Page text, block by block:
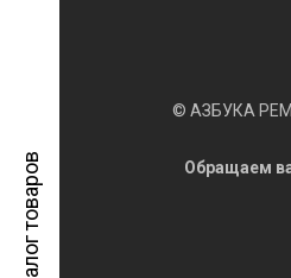
Каталог товаров
© АЗБУКА
Обращаем